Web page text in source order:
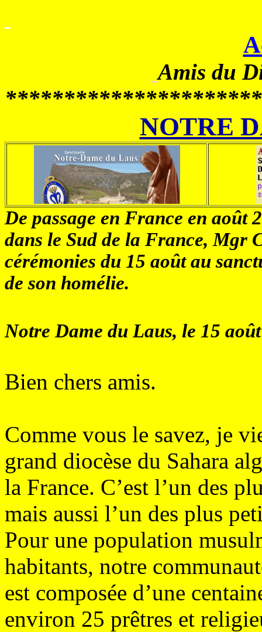
Amis du
NOTRE
De passage en France en août
dans le Sud de la France, Mgr
cérémonies du 15 août au
de son homélie.
Notre Dame du Laus, le 15
Bien chers amis.
Comme vous le savez, je
grand diocèse du Sahara
la France. C’est l’un des
mais aussi l’un des plus
Pour une population
habitants, notre
est composée d’une
environ 25 prêtres et